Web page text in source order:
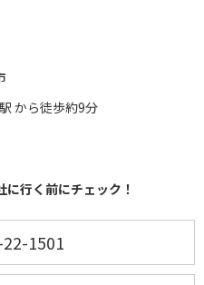
から徒歩約9分
行く前にチェック！
1501